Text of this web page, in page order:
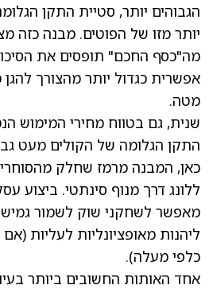
הגבוהים יותר, סטיית התקן
יותר מזו של הפוטים. מבנה כזה
מה"כסף החכם" תופסים את
אפשרית כגדול יותר מהצורך להגן
מטה.
שנית, גם בטווח מחירי המימוש
התקן הגלומה של הקולים מעט
כאן, המבנה מרמז שחלק
ללונג דרך מנוף סינתטי. ביצוע
מאפשר לשחקני שוק לשמור
כלפי מעלה).